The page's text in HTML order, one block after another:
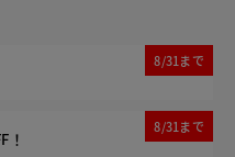
8/31まで
！
8/31まで